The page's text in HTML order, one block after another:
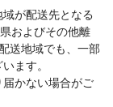
が配送先となる
およびその他離
送地域でも、一部
ます。
かない場合がご